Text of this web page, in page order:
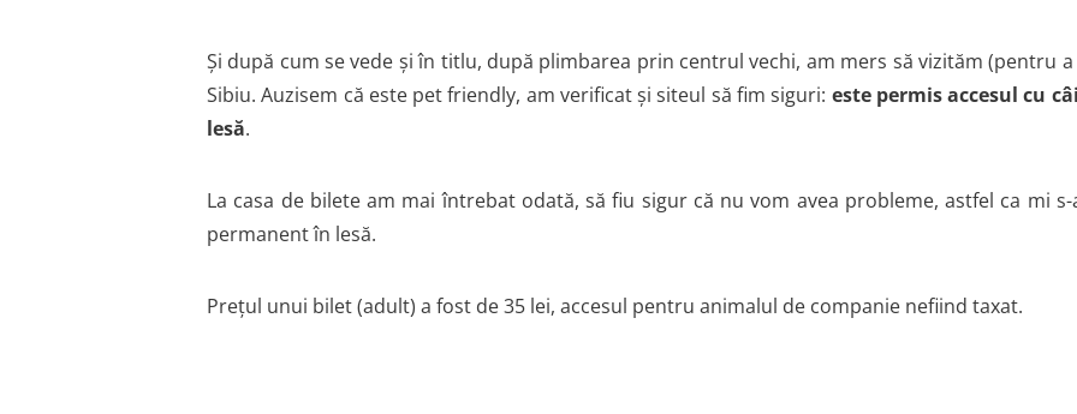
Și după cum se vede și în titlu, după plimbarea prin centrul vechi, am mers să vizităm (pentru
Sibiu. Auzisem că este pet friendly, am verificat și siteul să fim siguri: este permis accesul cu
lesă.
La casa de bilete am mai întrebat odată, să fiu sigur că nu vom avea probleme, astfel ca mi
permanent în lesă.
Prețul unui bilet (adult) a fost de 35 lei, accesul pentru animalul de companie nefiind taxat.